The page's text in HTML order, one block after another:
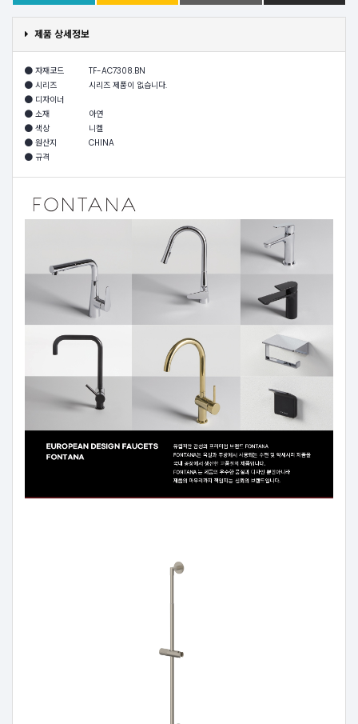
제품 상세정보
자재코드
TF-AC7308.BN
시리즈
시리즈 제품이 없습니다.
디자이너
소재
아연
색상
니켈
원산지
CHINA
규격